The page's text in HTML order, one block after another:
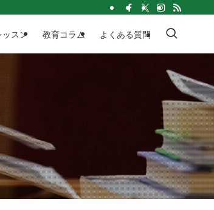
スン 教育コラム よくある質問